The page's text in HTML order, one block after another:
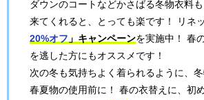
ダウンのコートなどかさばる冬物衣料
来てくれると、とっても楽です！ リネ
20%オフ 」キャンペーンを実施中！ 春
を逃した方にもオススメです！
次の冬も気持ちよく着られるように、冬
春夏物の使用前に！ 春の衣替えに、初